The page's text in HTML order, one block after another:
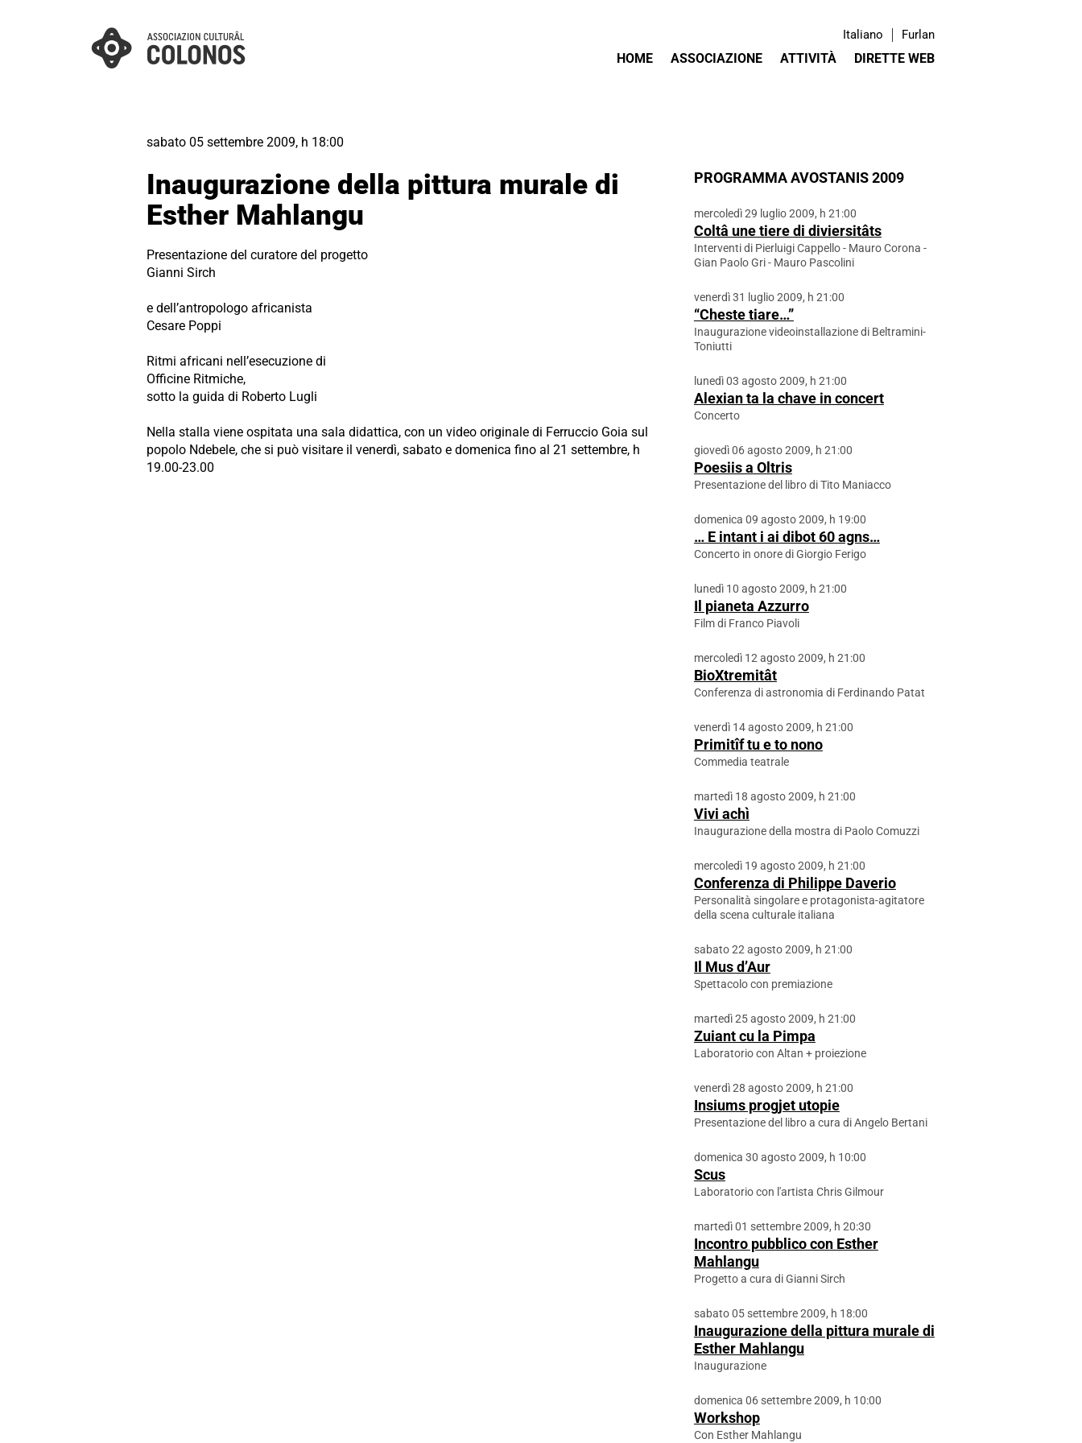
Italiano Furlan
HOME ASSOCIAZIONE ATTIVITÀ DIRETTE WEB
sabato 05 settembre 2009, h 18:00
Inaugurazione della pittura murale di
Esther Mahlangu
Presentazione del curatore del progetto
Gianni Sirch
e dell’antropologo africanista
Cesare Poppi
Ritmi africani nell’esecuzione di
Officine Ritmiche,
sotto la guida di Roberto Lugli
Nella stalla viene ospitata una sala didattica, con un video originale di Ferruccio Goia sul
popolo Ndebele, che si può visitare il venerdì, sabato e domenica fino al 21 settembre, h
19.00-23.00
PROGRAMMA AVOSTANIS 2009
mercoledì 29 luglio 2009, h 21:00
Coltâ une tiere di diviersitâts
Interventi di Pierluigi Cappello - Mauro Corona -
Gian Paolo Gri - Mauro Pascolini
venerdì 31 luglio 2009, h 21:00
“Cheste tiare…”
Inaugurazione videoinstallazione di Beltramini-
Toniutti
lunedì 03 agosto 2009, h 21:00
Alexian ta la chave in concert
Concerto
giovedì 06 agosto 2009, h 21:00
Poesiis a Oltris
Presentazione del libro di Tito Maniacco
domenica 09 agosto 2009, h 19:00
… E intant i ai dibot 60 agns…
Concerto in onore di Giorgio Ferigo
lunedì 10 agosto 2009, h 21:00
Il pianeta Azzurro
Film di Franco Piavoli
mercoledì 12 agosto 2009, h 21:00
BioXtremitât
Conferenza di astronomia di Ferdinando Patat
venerdì 14 agosto 2009, h 21:00
Primitîf tu e to nono
Commedia teatrale
martedì 18 agosto 2009, h 21:00
Vivi achì
Inaugurazione della mostra di Paolo Comuzzi
mercoledì 19 agosto 2009, h 21:00
Conferenza di Philippe Daverio
Personalità singolare e protagonista-agitatore
della scena culturale italiana
sabato 22 agosto 2009, h 21:00
Il Mus d’Aur
Spettacolo con premiazione
martedì 25 agosto 2009, h 21:00
Zuiant cu la Pimpa
Laboratorio con Altan + proiezione
venerdì 28 agosto 2009, h 21:00
Insiums progjet utopie
Presentazione del libro a cura di Angelo Bertani
domenica 30 agosto 2009, h 10:00
Scus
Laboratorio con l'artista Chris Gilmour
martedì 01 settembre 2009, h 20:30
Incontro pubblico con Esther
Mahlangu
Progetto a cura di Gianni Sirch
sabato 05 settembre 2009, h 18:00
Inaugurazione della pittura murale di
Esther Mahlangu
Inaugurazione
domenica 06 settembre 2009, h 10:00
Workshop
Con Esther Mahlangu